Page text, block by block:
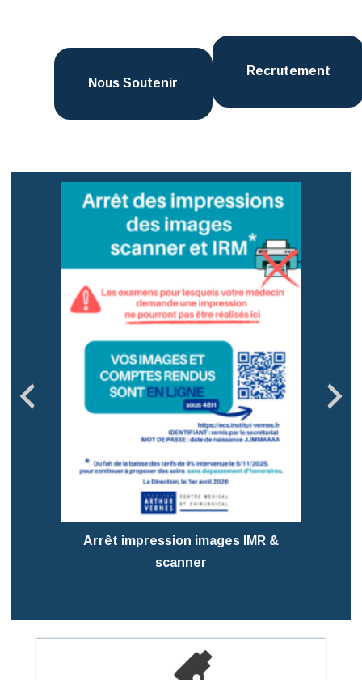
Nous Soutenir
Recrutement
Arrêt impression images IMR &
scanner